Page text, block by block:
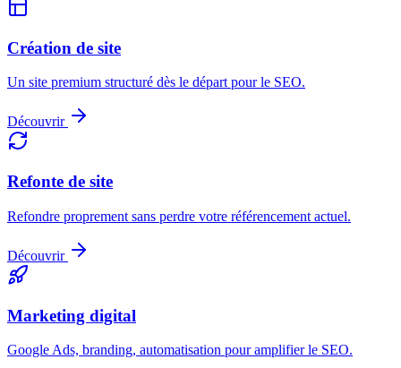
Création de site
Un site premium structuré dès le départ pour le SEO.
Découvrir
Refonte de site
Refondre proprement sans perdre votre référencement actuel.
Découvrir
Marketing digital
Google Ads, branding, automatisation pour amplifier le SEO.